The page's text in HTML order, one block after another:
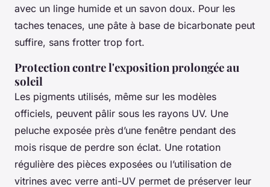
avec un linge humide et un savon doux. Pour les
taches tenaces, une pâte à base de bicarbonate peut
suffire, sans frotter trop fort.
Protection contre l'exposition prolongée au
soleil
Les pigments utilisés, même sur les modèles
officiels, peuvent pâlir sous les rayons UV. Une
peluche exposée près d’une fenêtre pendant des
mois risque de perdre son éclat. Une rotation
régulière des pièces exposées ou l’utilisation de
vitrines avec verre anti-UV permet de préserver leur